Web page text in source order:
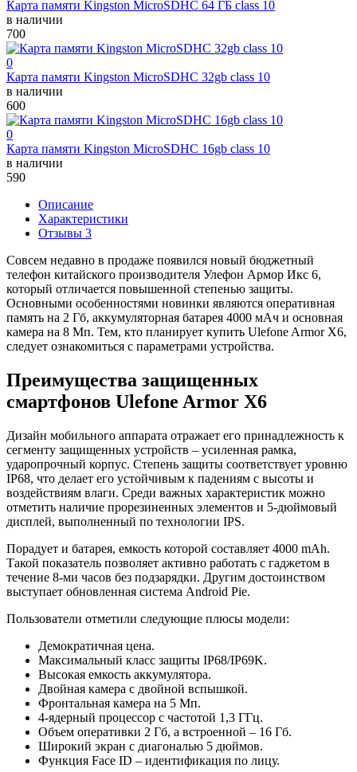
Карта памяти Kingston MicroSDHC 64 ГБ class 10
в наличии
700
0
Карта памяти Kingston MicroSDHC 32gb class 10
в наличии
600
0
Карта памяти Kingston MicroSDHC 16gb class 10
в наличии
590
Описание
Характеристики
Отзывы 3
Совсем недавно в продаже появился новый бюджетный
телефон китайского производителя Улефон Армор Икс 6,
который отличается повышенной степенью защиты.
Основными особенностями новинки являются оперативная
память на 2 Гб, аккумуляторная батарея 4000 мАч и основная
камера на 8 Мп. Тем, кто планирует купить Ulefone Armor X6,
следует ознакомиться с параметрами устройства.
Преимущества защищенных
смартфонов Ulefone Armor Х6
Дизайн мобильного аппарата отражает его принадлежность к
сегменту защищенных устройств – усиленная рамка,
ударопрочный корпус. Степень защиты соответствует уровню
IP68, что делает его устойчивым к падениям с высоты и
воздействиям влаги. Среди важных характеристик можно
отметить наличие прорезиненных элементов и 5-дюймовый
дисплей, выполненный по технологии IPS.
Порадует и батарея, емкость которой составляет 4000 mAh.
Такой показатель позволяет активно работать с гаджетом в
течение 8-ми часов без подзарядки. Другим достоинством
выступает обновленная система Android Pie.
Пользователи отметили следующие плюсы модели:
Демократичная цена.
Максимальный класс защиты IP68/IP69K.
Высокая емкость аккумулятора.
Двойная камера с двойной вспышкой.
Фронтальная камера на 5 Мп.
4-ядерный процессор с частотой 1,3 ГГц.
Объем оперативки 2 Гб, а встроенной – 16 Гб.
Широкий экран с диагональю 5 дюймов.
Функция Face ID – идентификация по лицу.